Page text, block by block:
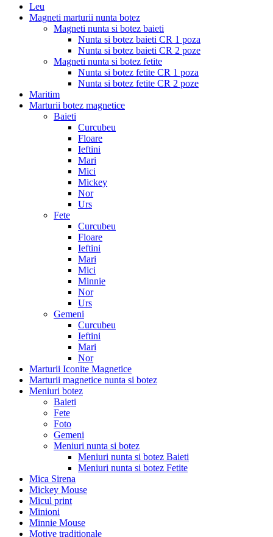
Leu
Magneti marturii nunta botez
Magneti nunta si botez baieti
Nunta si botez baieti CR 1 poza
Nunta si botez baieti CR 2 poze
Magneti nunta si botez fetite
Nunta si botez fetite CR 1 poza
Nunta si botez fetite CR 2 poze
Maritim
Marturii botez magnetice
Baieti
Curcubeu
Floare
Ieftini
Mari
Mici
Mickey
Nor
Urs
Fete
Curcubeu
Floare
Ieftini
Mari
Mici
Minnie
Nor
Urs
Gemeni
Curcubeu
Ieftini
Mari
Nor
Marturii Iconite Magnetice
Marturii magnetice nunta si botez
Meniuri botez
Baieti
Fete
Foto
Gemeni
Meniuri nunta si botez
Meniuri nunta si botez Baieti
Meniuri nunta si botez Fetite
Mica Sirena
Mickey Mouse
Micul print
Minioni
Minnie Mouse
Motive traditionale